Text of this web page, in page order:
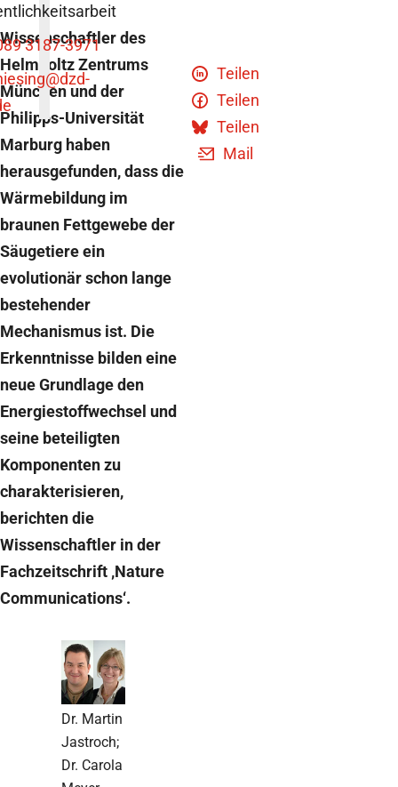
Wissenschaftler des
Helmholtz Zentrums
München und der
Philipps-Universität
Marburg haben
herausgefunden, dass die
Wärmebildung im
braunen Fettgewebe der
Säugetiere ein
evolutionär schon lange
bestehender
Mechanismus ist. Die
Erkenntnisse bilden eine
neue Grundlage den
Energiestoffwechsel und
seine beteiligten
Komponenten zu
charakterisieren,
berichten die
Wissenschaftler in der
Fachzeitschrift ‚Nature
Communications‘.
Dr. Martin
Jastroch;
Dr. Carola
Teilen
Teilen
Teilen
Mail
3187-3971
@dzd-